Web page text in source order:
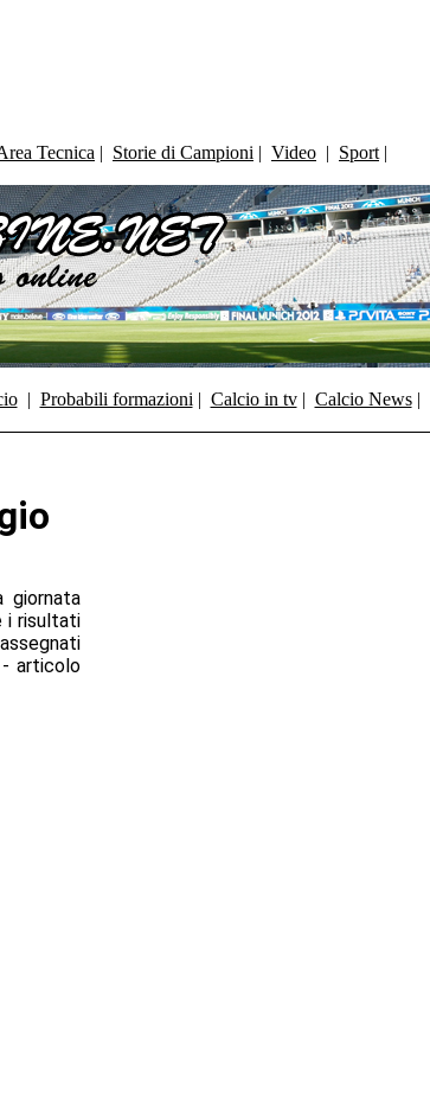
Tecnica | Storie di Campioni | Video | Sport |
| Probabili formazioni | Calcio in tv| Calcio News|
i risultati
- articolo